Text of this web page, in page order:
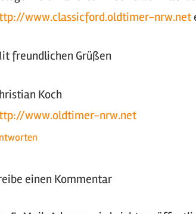
www.classicford.oldtimer-nrw.net
freundlichen Grüßen
Koch
www.oldtimer-nrw.net
einen Kommentar